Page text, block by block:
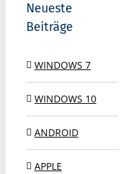
Neueste
Beiträge
WINDOWS 7
WINDOWS 10
ANDROID
APPLE